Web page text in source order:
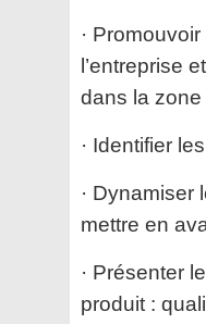
·
l’entreprise
dans la
· Identifier
· Dynamiser
mettre en
· Présenter
produit :